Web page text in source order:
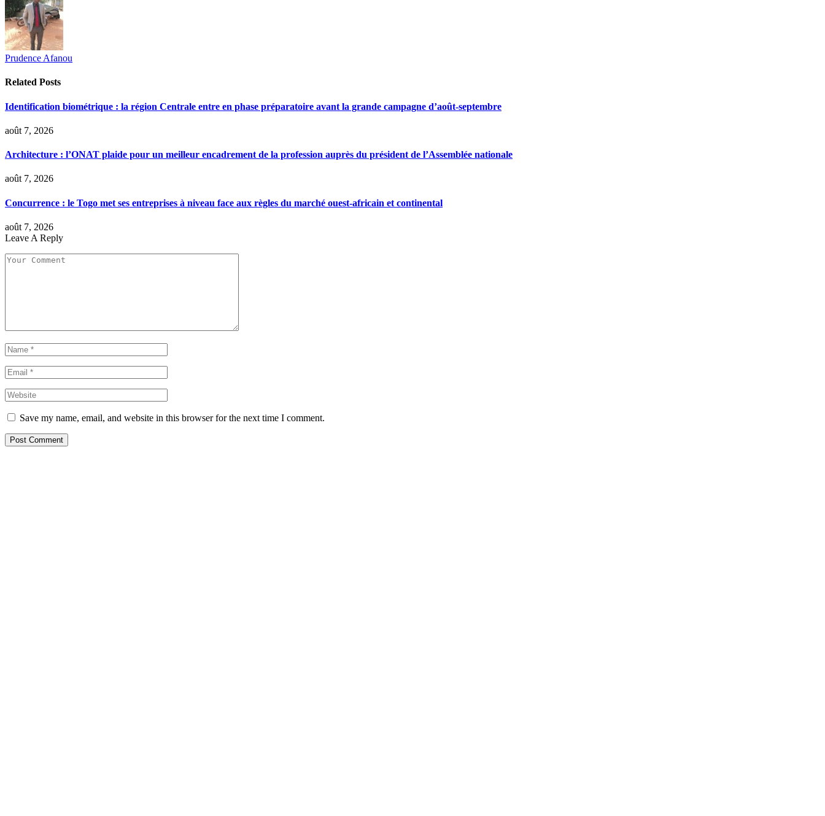
Prudence Afanou
Related Posts
Identification biométrique : la région Centrale entre en phase préparatoire avant la grande campagne d’août-septembre
août 7, 2026
Architecture : l’ONAT plaide pour un meilleur encadrement de la profession auprès du président de l’Assemblée nationale
août 7, 2026
Concurrence : le Togo met ses entreprises à niveau face aux règles du marché ouest-africain et continental
août 7, 2026
Leave A Reply
Save my name, email, and website in this browser for the next time I comment.